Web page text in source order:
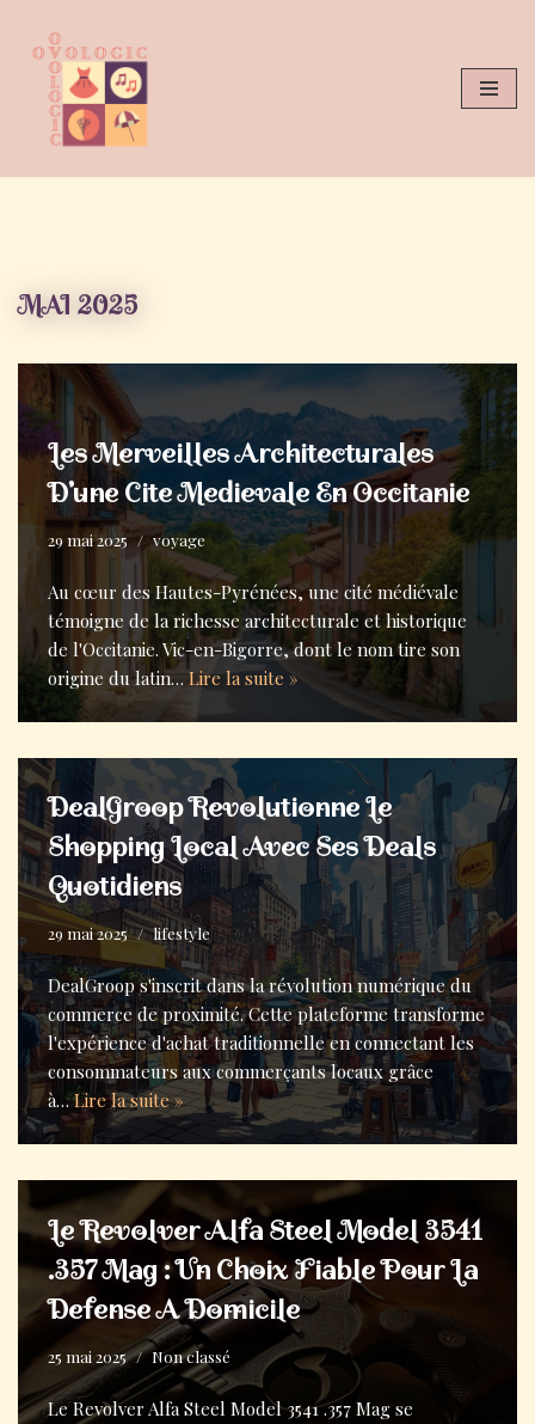
Aller
contenu
MAI 2025
Les Merveilles Architecturales
D’une Cite Medievale En Occitanie
29 mai 2025 voyage
Au cœur des Hautes-Pyrénées, une cité médiévale
témoigne de la richesse architecturale et historique
de l'Occitanie. Vic-en-Bigorre, dont le nom tire son
origine du latin… Lire la suite »
DealGroop Revolutionne Le
Shopping Local Avec Ses Deals
Quotidiens
29 mai 2025 lifestyle
DealGroop s'inscrit dans la révolution numérique du
commerce de proximité. Cette plateforme transforme
l'expérience d'achat traditionnelle en connectant les
consommateurs aux commerçants locaux grâce
à…Lire la suite »
Le Revolver Alfa Steel Model 3541
.357 Mag : Un Choix Fiable Pour La
Defense A Domicile
25 mai 2025 Non classé
Le Revolver Alfa Steel Model 3541 .357 Mag se